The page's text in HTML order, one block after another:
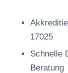
17025
Schnelle
Beratung